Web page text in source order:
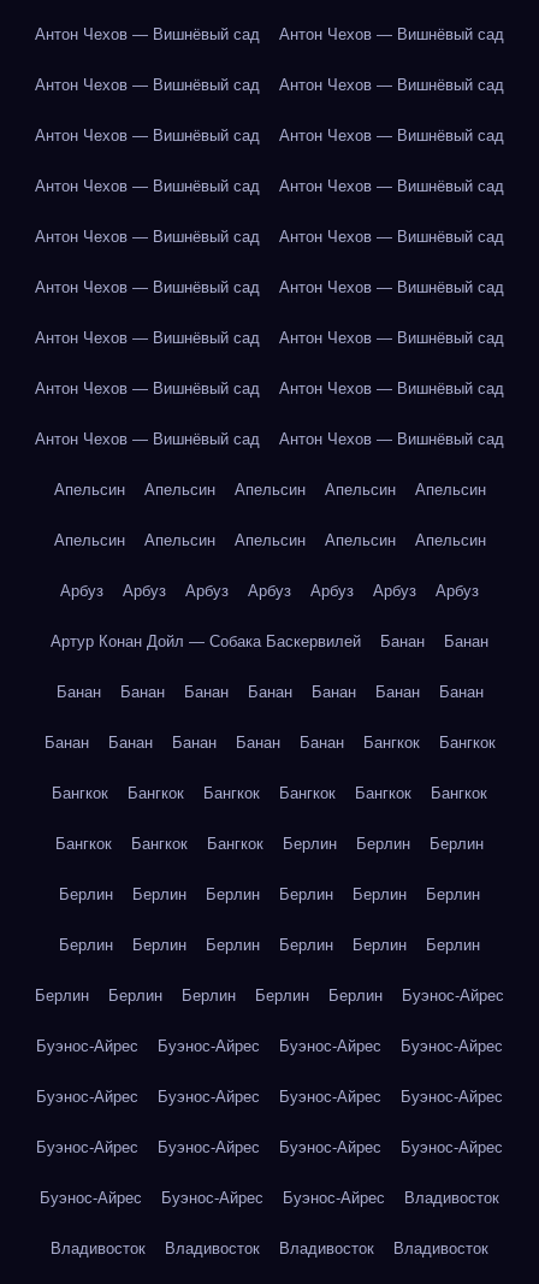
Антон Чехов — Вишнёвый сад Антон Чехов — Вишнёвый сад
Антон Чехов — Вишнёвый сад Антон Чехов — Вишнёвый сад
Антон Чехов — Вишнёвый сад Антон Чехов — Вишнёвый сад
Антон Чехов — Вишнёвый сад Антон Чехов — Вишнёвый сад
Антон Чехов — Вишнёвый сад Антон Чехов — Вишнёвый сад
Антон Чехов — Вишнёвый сад Антон Чехов — Вишнёвый сад
Антон Чехов — Вишнёвый сад Антон Чехов — Вишнёвый сад
Антон Чехов — Вишнёвый сад Антон Чехов — Вишнёвый сад
Антон Чехов — Вишнёвый сад Антон Чехов — Вишнёвый сад
Апельсин Апельсин Апельсин Апельсин Апельсин
Апельсин Апельсин Апельсин Апельсин Апельсин
Арбуз Арбуз Арбуз Арбуз Арбуз Арбуз Арбуз
Артур Конан Дойл — Собака Баскервилей Банан Банан
Банан Банан Банан Банан Банан Банан Банан
Банан Банан Банан Банан Банан Бангкок Бангкок
Бангкок Бангкок Бангкок Бангкок Бангкок Бангкок
Бангкок Бангкок Бангкок Берлин Берлин Берлин
Берлин Берлин Берлин Берлин Берлин Берлин
Берлин Берлин Берлин Берлин Берлин Берлин
Берлин Берлин Берлин Берлин Берлин Буэнос-Айрес
Буэнос-Айрес Буэнос-Айрес Буэнос-Айрес Буэнос-Айрес
Буэнос-Айрес Буэнос-Айрес Буэнос-Айрес Буэнос-Айрес
Буэнос-Айрес Буэнос-Айрес Буэнос-Айрес Буэнос-Айрес
Буэнос-Айрес Буэнос-Айрес Буэнос-Айрес Владивосток
Владивосток Владивосток Владивосток Владивосток